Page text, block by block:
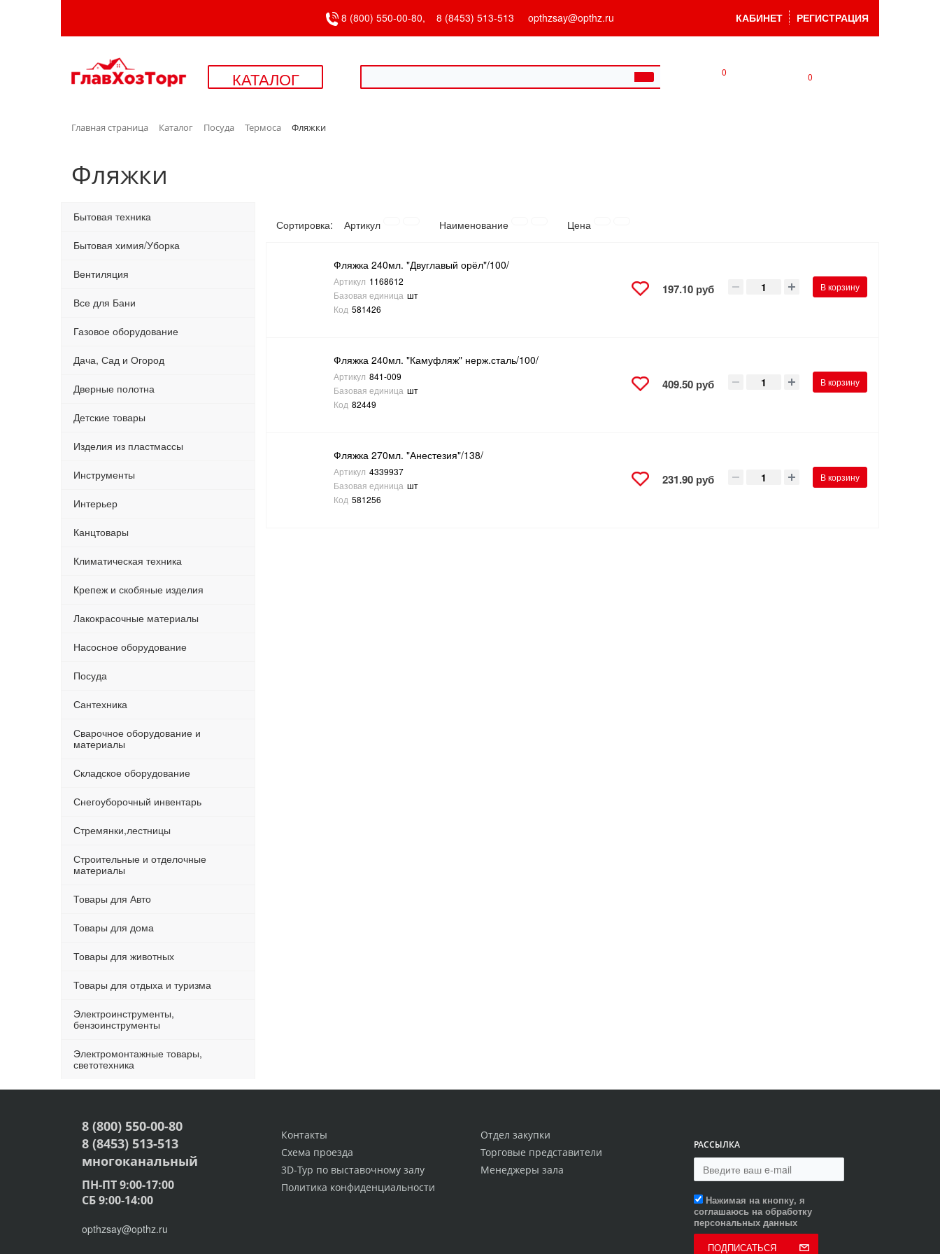
8 (800) 550-00-80, 8 (8453) 513-513 opthzsay@opthz.ru КАБИНЕТ РЕГИСТРАЦИЯ
КАТАЛОГ 0 0
Главная страница Каталог Посуда Термоса Фляжки
Фляжки
Бытовая техника
Бытовая химия/Уборка
Вентиляция
Все для Бани
Газовое оборудование
Дача, Сад и Огород
Дверные полотна
Детские товары
Изделия из пластмассы
Инструменты
Интерьер
Канцтовары
Климатическая техника
Крепеж и скобяные изделия
Лакокрасочные материалы
Насосное оборудование
Посуда
Сантехника
Сварочное оборудование и
материалы
Складское оборудование
Снегоуборочный инвентарь
Стремянки,лестницы
Строительные и отделочные
материалы
Товары для Авто
Товары для дома
Товары для животных
Товары для отдыха и туризма
Электроинструменты,
бензоинструменты
Электромонтажные товары,
светотехника
Сортировка: Артикул Наименование Цена
Фляжка 240мл. "Двуглавый орёл"/100/
Артикул 1168612
Базовая единица шт
Код 581426
197.10 руб В корзину
Фляжка 240мл. "Камуфляж" нерж.сталь/100/
Артикул 841-009
Базовая единица шт
Код 82449
409.50 руб В корзину
Фляжка 270мл. "Анестезия"/138/
Артикул 4339937
Базовая единица шт
Код 581256
231.90 руб В корзину
Отдел закупки
Торговые представители
Менеджеры зала
Контакты
Схема проезда
3D-Тур по выставочному залу
Политика конфиденциальности
РАССЫЛКА
Нажимая на кнопку, я
соглашаюсь на обработку
персональных данных
ПОДПИСАТЬСЯ
8 (800) 550-00-80
8 (8453) 513-513
многоканальный
ПН-ПТ 9:00-17:00
СБ 9:00-14:00
opthzsay@opthz.ru